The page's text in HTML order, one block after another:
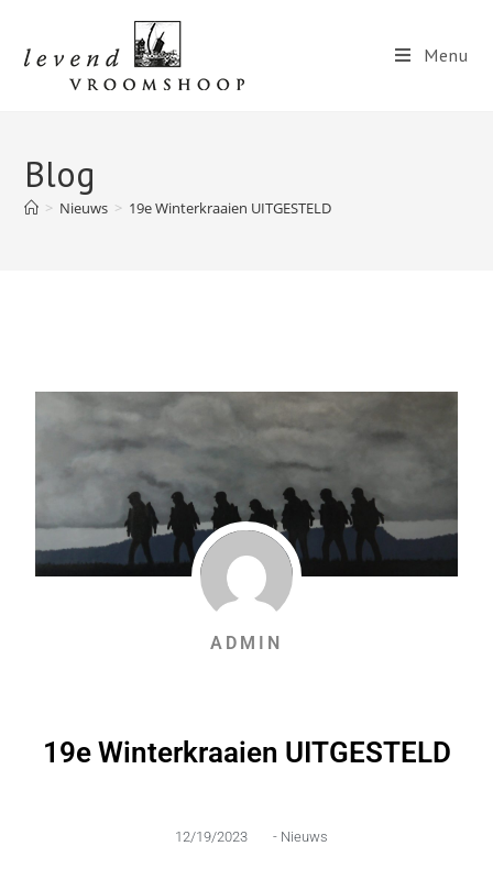
Menu
Blog
> Nieuws > 19e Winterkraaien UITGESTELD
ADMIN
19e Winterkraaien UITGESTELD
12/19/2023 - Nieuws